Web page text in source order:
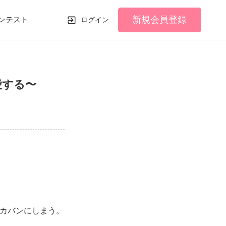
テスト ログイン 新規会員登録
る〜
バンにしまう。